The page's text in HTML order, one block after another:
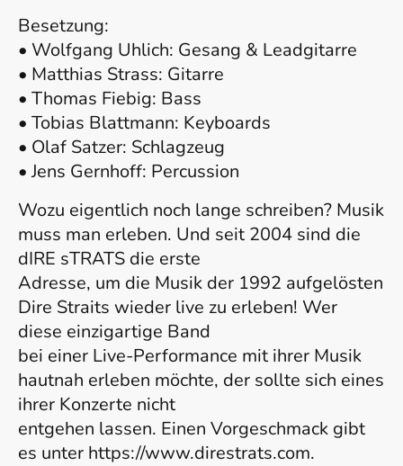
Besetzung:
• Wolfgang Uhlich: Gesang & Leadgitarre
• Matthias Strass: Gitarre
• Thomas Fiebig: Bass
• Tobias Blattmann: Keyboards
• Olaf Satzer: Schlagzeug
• Jens Gernhoff: Percussion
Wozu eigentlich noch lange schreiben? Musik
muss man erleben. Und seit 2004 sind die
dIRE sTRATS die erste
Adresse, um die Musik der 1992 aufgelösten
Dire Straits wieder live zu erleben! Wer
diese einzigartige Band
bei einer Live-Performance mit ihrer Musik
hautnah erleben möchte, der sollte sich eines
ihrer Konzerte nicht
entgehen lassen. Einen Vorgeschmack gibt
es unter https://www.direstrats.com.